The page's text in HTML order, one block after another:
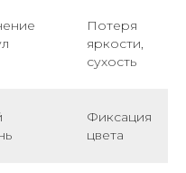
Потеря
яркости,
сухость
Фиксация
цвета